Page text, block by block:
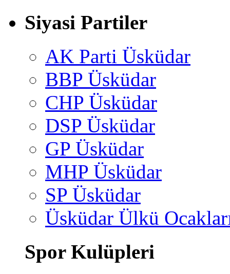
Siyasi Partiler
AK Parti Üsküdar
BBP Üsküdar
CHP Üsküdar
DSP Üsküdar
GP Üsküdar
MHP Üsküdar
SP Üsküdar
Üsküdar Ülkü
Spor Kulüpleri